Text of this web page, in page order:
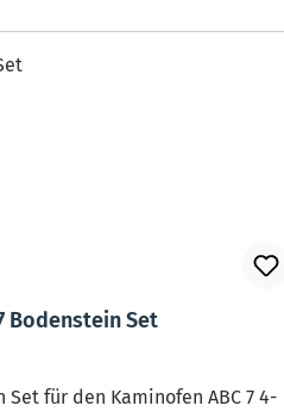
Bodenstein Set